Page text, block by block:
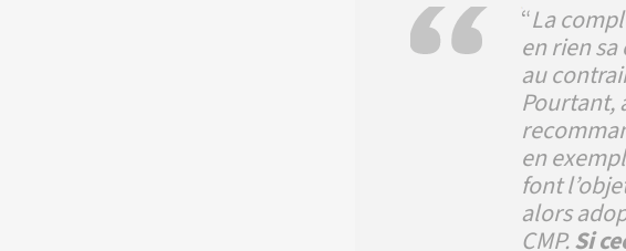
“La
en rien
au
Pourtant,
en
font
alors
CMP.Si